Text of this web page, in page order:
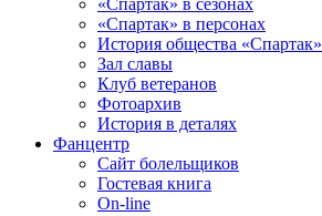
«Спартак» в сезонах
«Спартак» в персонах
История общества «Спартак»
Зал славы
Клуб ветеранов
Фотоархив
История в деталях
Фанцентр
Сайт болельщиков
Гостевая книга
On-line